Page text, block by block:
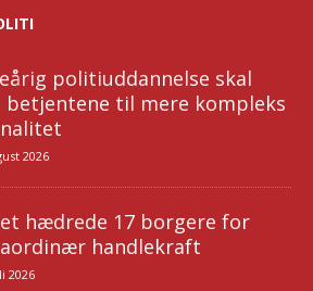
politiuddannelse skal
betjentene til mere kompleks
2026
hædrede 17 borgere for
handlekraft
2026